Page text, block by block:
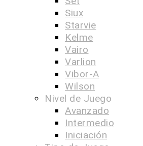
Siux
Starvie
Kelme
Vairo
Varlion
Vibor-A
Wilson
Nivel de Juego
Avanzado
Intermedio
Iniciación